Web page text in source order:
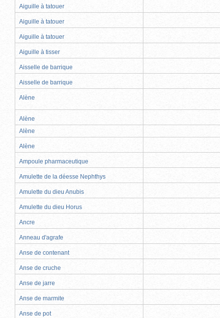
Aiguille à tatouer
Aiguille à tatouer
Aiguille à tatouer
Aiguille à tisser
Aisselle de barrique
Aisselle de barrique
Alène
Alène
Alène
Alène
Ampoule pharmaceutique
Amulette de la déesse Nephthys
Amulette du dieu Anubis
Amulette du dieu Horus
Ancre
Anneau d'agrafe
Anse de contenant
Anse de cruche
Anse de jarre
Anse de marmite
Anse de pot